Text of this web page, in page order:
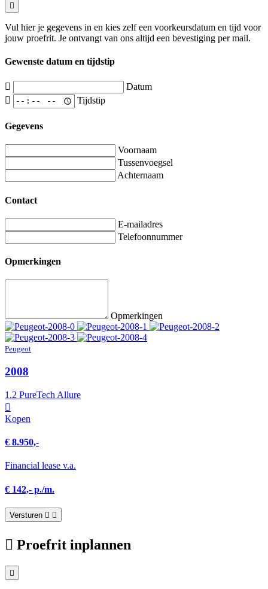
Vul hier je gegevens in en kies zelf een voorkeursdatum en tijd voor
jouw proefrit. Je ontvangt van ons altijd een bevestiging per mail.
Gewenste datum en tijdstip
Datum
Tijdstip
Gegevens
Voornaam
Tussenvoegsel
Achternaam
Contact
E-mailadres
Telefoonnummer
Opmerkingen
Opmerkingen
Peugeot
2008
1.2 PureTech Allure
Kopen
€ 8.950,-
Financial lease v.a.
€ 142,- p./m.
Versturen
Proefrit inplannen